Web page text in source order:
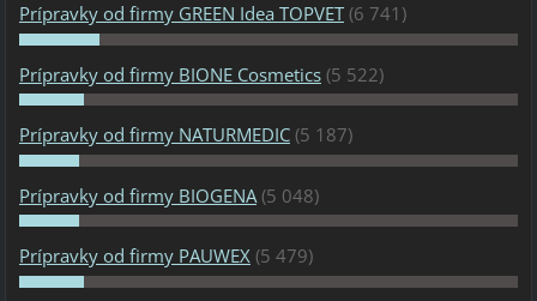
Prípravky od firmy GREEN Idea TOPVET (6 741)
Prípravky od firmy BIONE Cosmetics (5 522)
Prípravky od firmy NATURMEDIC (5 187)
Prípravky od firmy BIOGENA (5 048)
Prípravky od firmy PAUWEX (5 479)